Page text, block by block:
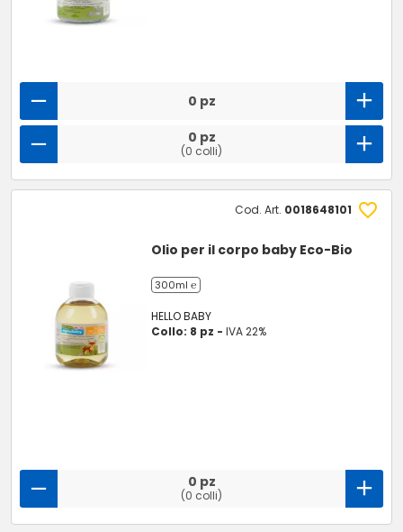
0 pz
0 pz
(0 colli)
Cod. Art. 0018648101
Olio per il corpo baby Eco-Bio
300ml ℮
HELLO BABY
Collo: 8 pz -IVA 22%
0 pz
(0 colli)